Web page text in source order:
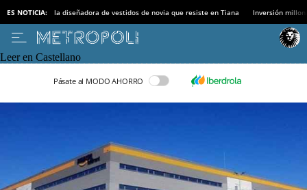
ES NOTICIA: la diseñadora de vestidos de novia que resiste en Tiana Inversión
Leer en Castellano
Pásate al MODO AHORRO